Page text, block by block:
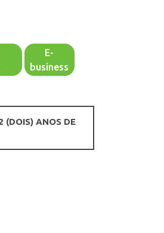
E-
business
(DOIS) ANOS DE